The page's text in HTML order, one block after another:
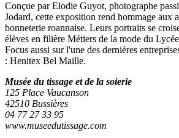
Conçue par Elodie Guyot, photographe
Jodard, cette exposition rend hommage aux
bonneterie roannaise. Leurs portraits se
élèves en filière Métiers de la mode du
Focus aussi sur l'une des dernières
: Henitex Bel Maille.
Musée du tissage et de la soierie
125 Place Vaucanson
42510 Bussières
04 77 27 33 95
www.museedutissage.com